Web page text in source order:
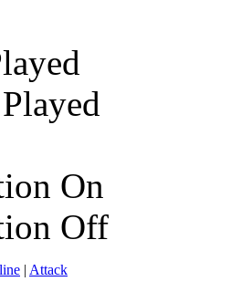
On
Off
| Attack